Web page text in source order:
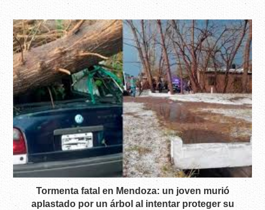
Tormenta fatal en Mendoza: un joven murió
aplastado por un árbol al intentar proteger su